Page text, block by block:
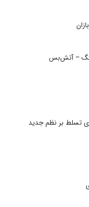
جنگ – آتش‌بس
تسلط بر نظم جدید